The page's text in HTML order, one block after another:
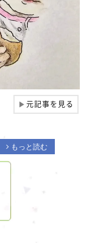
▶元記事を見る
arrow_forward_ios もっと読む